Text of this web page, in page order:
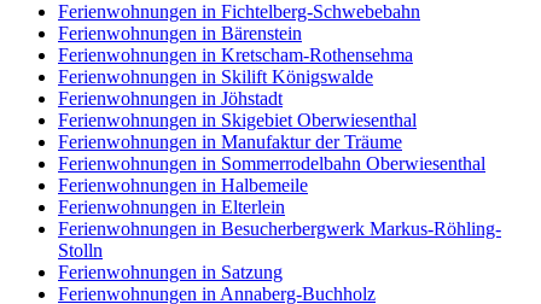
Ferienwohnungen in Fichtelberg-Schwebebahn
Ferienwohnungen in Bärenstein
Ferienwohnungen in Kretscham-Rothensehma
Ferienwohnungen in Skilift Königswalde
Ferienwohnungen in Jöhstadt
Ferienwohnungen in Skigebiet Oberwiesenthal
Ferienwohnungen in Manufaktur der Träume
Ferienwohnungen in Sommerrodelbahn Oberwiesenthal
Ferienwohnungen in Halbemeile
Ferienwohnungen in Elterlein
Ferienwohnungen in Besucherbergwerk Markus-Röhling-
Stolln
Ferienwohnungen in Satzung
Ferienwohnungen in Annaberg-Buchholz